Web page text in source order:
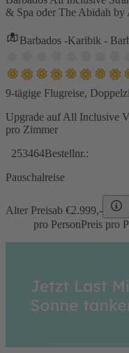
& Spa oder The Abidah by
Barbados -Karibik -
9-tägige Flugreise,
Upgrade auf All Inclusive
pro Zimmer
253464Bestellnr.:
Pauschalreise
Alter Preisab €2.999,-
pro PersonPreis pro